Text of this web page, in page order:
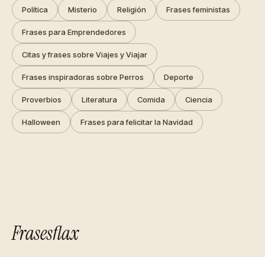
Política Misterio Religión Frases feministas
Frases para Emprendedores
Citas y frases sobre Viajes y Viajar
Frases inspiradoras sobre Perros Deporte
Proverbios Literatura Comida Ciencia
Halloween Frases para felicitar la Navidad
Frasesflax